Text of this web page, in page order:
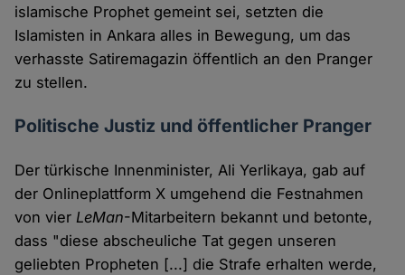
islamische Prophet gemeint sei, setzten die
Islamisten in Ankara alles in Bewegung, um das
verhasste Satiremagazin öffentlich an den Pranger
zu stellen.
Politische Justiz und öffentlicher Pranger
Der türkische Innenminister, Ali Yerlikaya, gab auf
der Onlineplattform X umgehend die Festnahmen
von vierLeMan-Mitarbeitern bekannt und betonte,
dass "diese abscheuliche Tat gegen unseren
geliebten Propheten [...] die Strafe erhalten werde,